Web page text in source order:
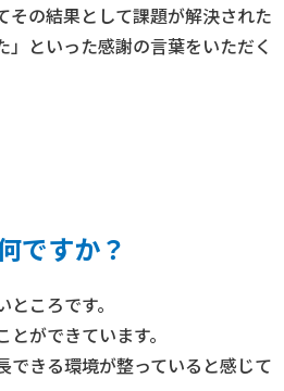
その結果として課題が解決された
といった感謝の言葉をいただく
ですか？
ころです。
ができています。
できる環境が整っていると感じて